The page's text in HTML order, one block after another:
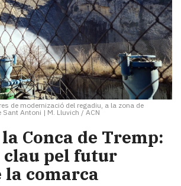
de modernizació del regadiu, a la zona de
Sant Antoni | M. Lluvich / ACN
Conca de Tremp:
clau pel futur
comarca